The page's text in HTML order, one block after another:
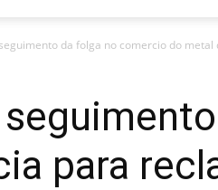
da folga no comercio do
para